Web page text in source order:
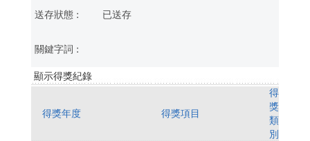
已送存
顯示得獎紀錄
得獎年度 得獎項目
得
獎
類
別